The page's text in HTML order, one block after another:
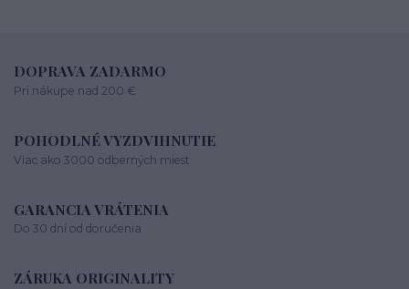
DOPRAVA ZADARMO
Pri nákupe nad 200 €
POHODLNÉ VYZDVIHNUTIE
Viac ako 3000 odberných miest
GARANCIA VRÁTENIA
Do 30 dní od doručenia
ZÁRUKA ORIGINALITY